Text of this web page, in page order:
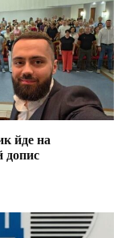
йде на
допис